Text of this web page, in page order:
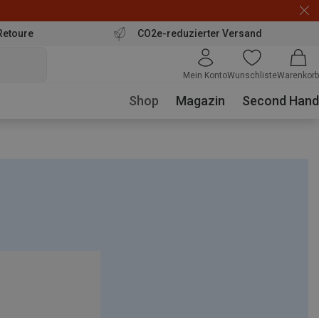
CO2e-reduzierter Versand
Mein KontoWunschlisteWarenkorb
Shop Magazin Second Hand